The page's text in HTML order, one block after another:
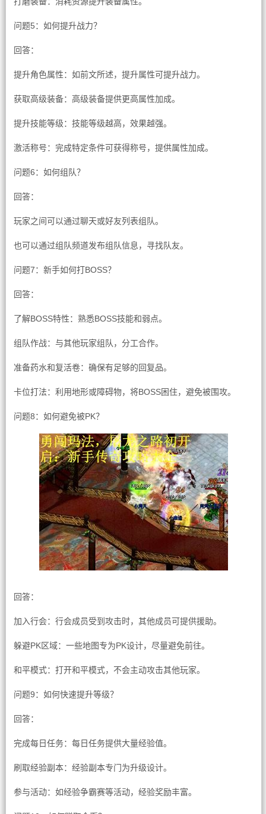
问题5：如何提升战力？
回答：
提升角色属性：如前文所述，提升属性可提升战力。
获取高级装备：高级装备提供更高属性加成。
提升技能等级：技能等级越高，效果越强。
激活称号：完成特定条件可获得称号，提供属性加成。
问题6：如何组队？
回答：
玩家之间可以通过聊天或好友列表组队。
也可以通过组队频道发布组队信息，寻找队友。
问题7：新手如何打BOSS？
回答：
了解BOSS特性：熟悉BOSS技能和弱点。
组队作战：与其他玩家组队，分工合作。
准备药水和复活卷：确保有足够的回复品。
卡位打法：利用地形或障碍物，将BOSS困住，避免被围攻。
问题8：如何避免被PK？
回答：
加入行会：行会成员受到攻击时，其他成员可提供援助。
躲避PK区域：一些地图专为PK设计，尽量避免前往。
和平模式：打开和平模式，不会主动攻击其他玩家。
问题9：如何快速提升等级？
回答：
完成每日任务：每日任务提供大量经验值。
刷取经验副本：经验副本专门为升级设计。
参与活动：如经验争霸赛等活动，经验奖励丰富。